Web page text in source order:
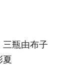
三瓶由布子
夏